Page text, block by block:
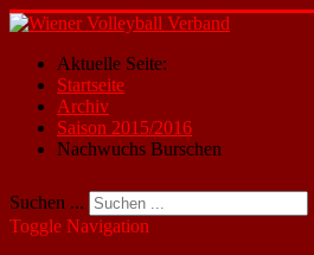
Aktuelle Seite:
Startseite
Archiv
Saison 2015/2016
Nachwuchs Burschen
Suchen ...
Toggle Navigation